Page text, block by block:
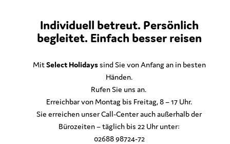
Individuell betreut. Persönlich
begleitet. Einfach besser reisen
MitSelect Holidayssind Sie von Anfang an in besten
Händen.
Rufen Sie uns an.
Erreichbar von Montag bis Freitag, 8 – 17 Uhr.
Sie erreichen unser Call-Center auch außerhalb der
Bürozeiten – täglich bis 22 Uhr unter:
02688 98724-72